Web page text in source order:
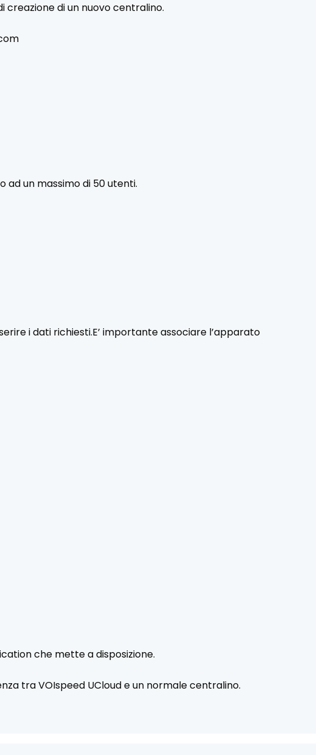
creazione di un nuovo centralino.
un massimo di 50 utenti.
i dati richiesti.E’ importante associare l’apparato
che mette a disposizione.
tra VOIspeed UCloud e un normale centralino.